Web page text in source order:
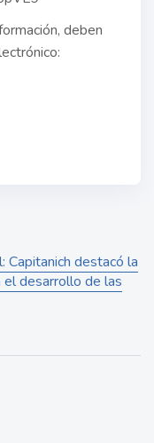
deben
Capitanich destacó la
el desarrollo de las